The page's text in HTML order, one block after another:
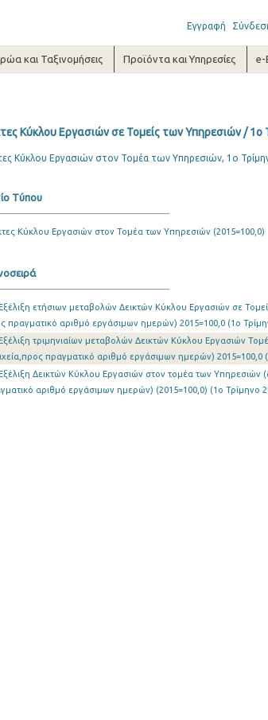
Εγγραφή
και Ταξινομήσεις Προϊόντα και Υπηρεσίες e-
Κύκλου Εργασιών σε Τομείς των Υπηρεσιών / 1o
Κύκλου Εργασιών στον Τομέα των Υπηρεσιών, 1ο
Τύπου
Κύκλου Εργασιών στον Τομέα των Υπηρεσιών (2015=100,0)
ετήσιων μεταβολών Δεικτών Κύκλου Εργασιών σε
πραγματικό αριθμό εργάσιμων ημερών) 2015=100,0 (1o
τριμηνιαίων μεταβολών Δεικτών Κύκλου Εργασιών
πραγματικό αριθμό εργάσιμων ημερών) 2015=100,0
Δεικτών Κύκλου Εργασιών στον τομέα των Υπηρεσιών
αριθμό εργάσιμων ημερών) (2015=100,0) (1o Τρίμηνο